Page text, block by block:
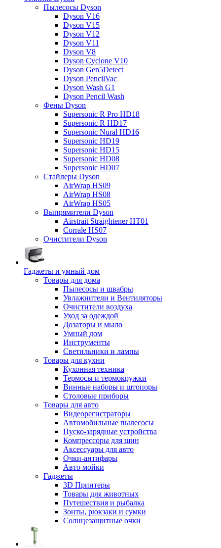
Пылесосы Dyson
Dyson V16
Dyson V15
Dyson V12
Dyson V11
Dyson V8
Dyson Cyclone V10
Dyson Gen5Detect
Dyson PencilVac
Dyson Wash G1
Dyson Pencil Wash
Фены Dyson
Supersonic R Pro HD18
Supersonic R HD17
Supersonic Nural HD16
Supersonic HD19
Supersonic HD15
Supersonic HD08
Supersonic HD07
Стайлеры Dyson
AirWrap HS09
AirWrap HS08
AirWrap HS05
Выпрямители Dyson
Airstrait Straightener HT01
Corrale HS07
Очистители Dyson
Гаджеты и умный дом
Товары для дома
Пылесосы и швабры
Увлажнители и Вентиляторы
Очистители воздуха
Уход за одеждой
Дозаторы и мыло
Умный дом
Инструменты
Светильники и лампы
Товары для кухни
Кухонная техника
Термосы и термокружки
Винные наборы и штопоры
Столовые приборы
Товары для авто
Видеорегистраторы
Автомобильные пылесосы
Пуско-зарядные устройства
Компрессоры для шин
Аксессуары для авто
Очки-антифары
Авто мойки
Гаджеты
3D Принтеры
Товары для животных
Путешествия и рыбалка
Зонты, рюкзаки и сумки
Солнцезащитные очки